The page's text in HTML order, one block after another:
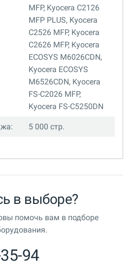
MFP, Kyocera C2126
MFP PLUS, Kyocera
C2526 MFP, Kyocera
C2626 MFP, Kyocera
ECOSYS M6026CDN,
Kyocera ECOSYS
M6526CDN, Kyocera
FS-C2026 MFP,
Kyocera FS-C5250DN
5 000 стр.
в выборе?
помочь вам в подборе
94